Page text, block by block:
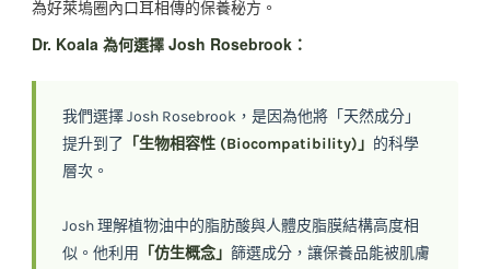
為好萊塢圈內口耳相傳的保養秘方。
Dr. Koala 為何選擇 Josh Rosebrook：
我們選擇 Josh Rosebrook，是因為他將「天然成分」
提升到了 「生物相容性 (Biocompatibility)」 的科學
層次。
Josh 理解植物油中的脂肪酸與人體皮脂膜結構高度相
似。他利用
「仿生概念」 篩選成分，讓保養品能被肌膚